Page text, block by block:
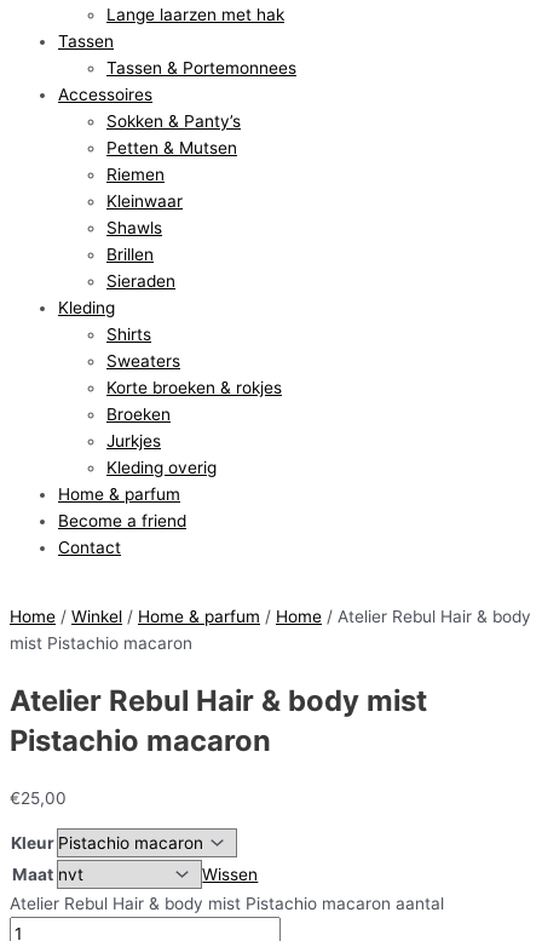
Lange laarzen met hak
Tassen
Tassen & Portemonnees
Accessoires
Sokken & Panty’s
Petten & Mutsen
Riemen
Kleinwaar
Shawls
Brillen
Sieraden
Kleding
Shirts
Sweaters
Korte broeken & rokjes
Broeken
Jurkjes
Kleding overig
Home & parfum
Become a friend
Contact
Home / Winkel / Home & parfum / Home / Atelier Rebul Hair & body
mist Pistachio macaron
Atelier Rebul Hair & body mist
Pistachio macaron
€25,00
Kleur
Maat
Wissen
Atelier Rebul Hair & body mist Pistachio macaron aantal